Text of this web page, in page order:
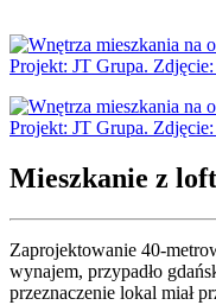
Mieszkanie z
Zaprojektowanie 40-
wynajem, przypadło
przeznaczenie lokal miał